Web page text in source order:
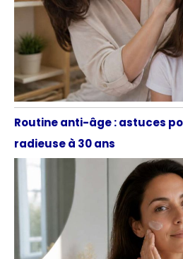
Routine anti-âge : astuces
radieuse à 30 ans